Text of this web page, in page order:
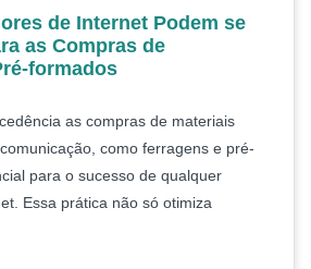
de Internet Podem se
as Compras de
formados
as compras de materiais
como ferragens e pré-
para o sucesso de qualquer
Essa prática não só otimiza